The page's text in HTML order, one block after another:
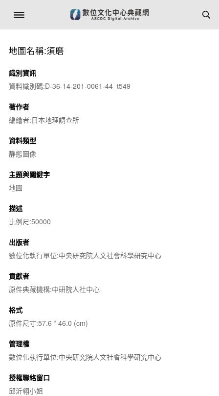
地圖名稱:須磨
識別資訊
資料識別碼:D-36-14-201-0061-44_t549
著作者
編繪者:日本地理調查所
資料類型
靜態圖像
主題與關鍵字
地圖
描述
比例尺:50000
出版者
數位化執行單位:中央研究院人文社會科學研究中心
貢獻者
原件典藏機構:中研院人社中心
格式
原件尺寸:57.6 * 46.0 (cm)
管理權
數位化執行單位:中央研究院人文社會科學研究中心
授權聯絡窗口
邱沂翎小姐